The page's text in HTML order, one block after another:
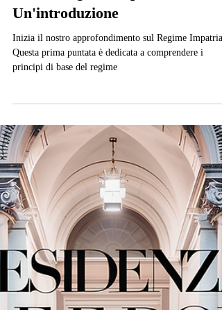
5 dic 2024 Tempo di lettura: 3 min
Tasse
Un'introduzione
Inizia il nostro approfondimento sul Regime
Questa prima puntata è dedicata a comprendere i
principi di base del regime